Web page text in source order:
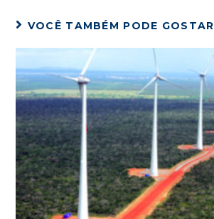
VOCÊ TAMBÉM PODE GOSTAR